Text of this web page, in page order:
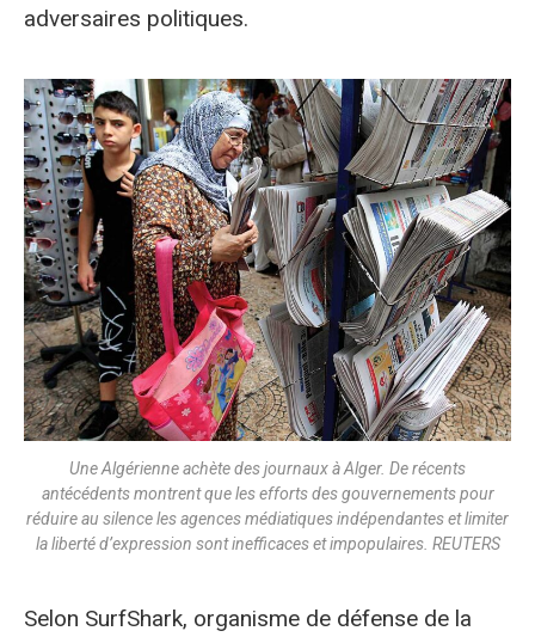
adversaires politiques.
Une Algérienne achète des journaux à Alger. De récents
antécédents montrent que les efforts des gouvernements pour
réduire au silence les agences médiatiques indépendantes et limiter
la liberté d’expression sont inefficaces et impopulaires. REUTERS
Selon SurfShark, organisme de défense de la